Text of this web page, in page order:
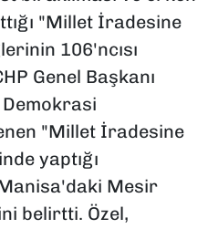
"Millet İradesine
106'ncısı
Genel Başkanı
"Millet İradesine
yaptığı
Mesir
belirtti. Özel,